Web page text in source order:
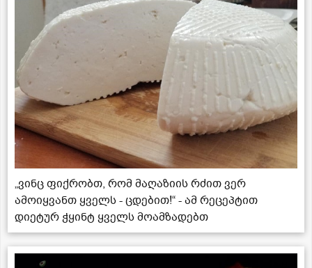
„ვინც ფიქრობთ, რომ მაღაზიის რძით ვერ
ამოიყვანთ ყველს - ცდებით!“ - ამ რეცეპტით
დიეტურ ჭყინტ ყველს მოამზადებთ